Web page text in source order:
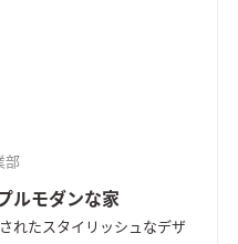
部
ルモダンな家
れたスタイリッシュなデザ